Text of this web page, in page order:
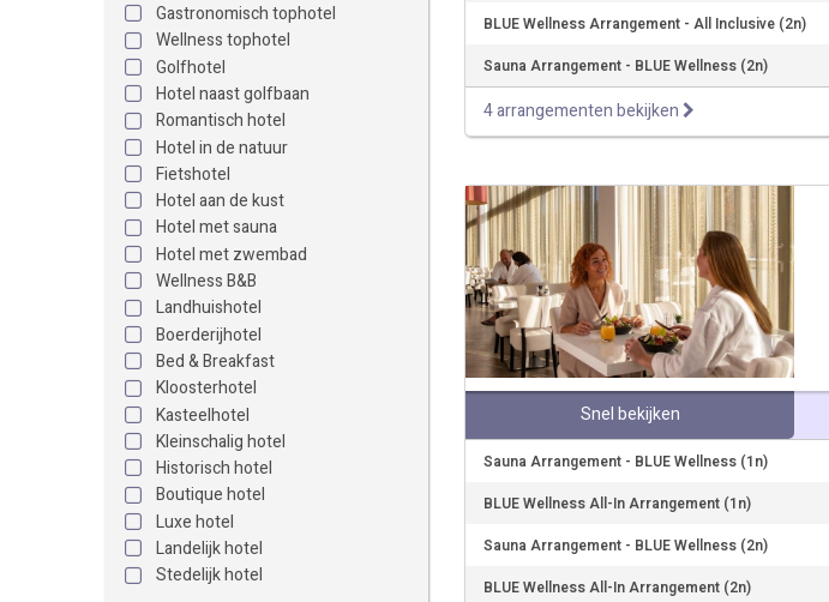
Gastronomisch tophotel
Wellness tophotel
Golfhotel
Hotel naast golfbaan
Romantisch hotel
Hotel in de natuur
Fietshotel
Hotel aan de kust
Hotel met sauna
Hotel met zwembad
Wellness B&B
Landhuishotel
Boerderijhotel
Bed & Breakfast
Kloosterhotel
Kasteelhotel
Kleinschalig hotel
Historisch hotel
Boutique hotel
Luxe hotel
Landelijk hotel
Stedelijk hotel
BLUE Wellness Arrangement - All Inclusive (2n)
Sauna Arrangement - BLUE Wellness (2n)
4 arrangementen bekijken
Snel bekijken
Sauna Arrangement - BLUE Wellness (1n)
BLUE Wellness All-In Arrangement (1n)
Sauna Arrangement - BLUE Wellness (2n)
BLUE Wellness All-In Arrangement (2n)